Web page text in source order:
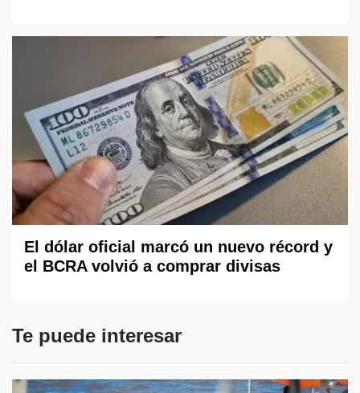
El dólar oficial marcó un nuevo récord y
el BCRA volvió a comprar divisas
Te puede interesar